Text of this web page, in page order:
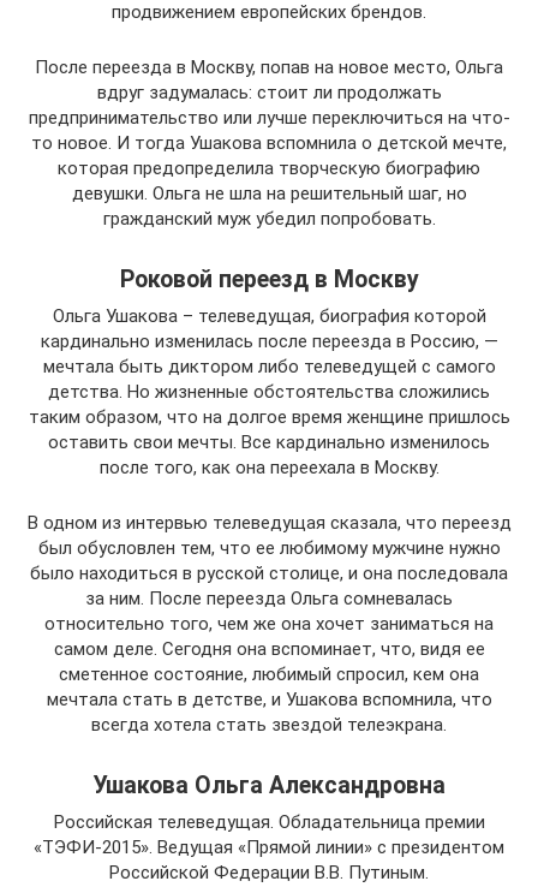
продвижением европейских брендов.
После переезда в Москву, попав на новое место, Ольга
вдруг задумалась: стоит ли продолжать
предпринимательство или лучше переключиться на что-
то новое. И тогда Ушакова вспомнила о детской мечте,
которая предопределила творческую биографию
девушки. Ольга не шла на решительный шаг, но
гражданский муж убедил попробовать.
Роковой переезд в Москву
Ольга Ушакова – телеведущая, биография которой
кардинально изменилась после переезда в Россию, —
мечтала быть диктором либо телеведущей с самого
детства. Но жизненные обстоятельства сложились
таким образом, что на долгое время женщине пришлось
оставить свои мечты. Все кардинально изменилось
после того, как она переехала в Москву.
В одном из интервью телеведущая сказала, что переезд
был обусловлен тем, что ее любимому мужчине нужно
было находиться в русской столице, и она последовала
за ним. После переезда Ольга сомневалась
относительно того, чем же она хочет заниматься на
самом деле. Сегодня она вспоминает, что, видя ее
сметенное состояние, любимый спросил, кем она
мечтала стать в детстве, и Ушакова вспомнила, что
всегда хотела стать звездой телеэкрана.
Ушакова Ольга Александровна
Российская телеведущая. Обладательница премии
«ТЭФИ-2015». Ведущая «Прямой линии» с президентом
Российской Федерации В.В. Путиным.